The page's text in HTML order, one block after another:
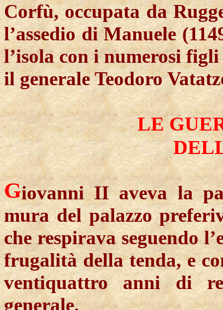
Corfù, occupata da
l’assedio di Manuele
l’isola con i numerosi
il generale Teodoro
LE
Giovanni II aveva la
mura del palazzo
che respirava seguendo
frugalità della tenda, e
ventiquattro anni di
generale.